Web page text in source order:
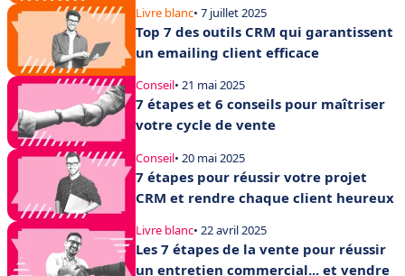
Livre blanc• 7 juillet 2025
Top 7 des outils CRM qui garantissent
un emailing client efficace
Conseil• 21 mai 2025
7 étapes et 6 conseils pour maîtriser
votre cycle de vente
Conseil• 20 mai 2025
7 étapes pour réussir votre projet
CRM et rendre chaque client heureux
Livre blanc• 22 avril 2025
Les 7 étapes de la vente pour réussir
un entretien commercial... et vendre